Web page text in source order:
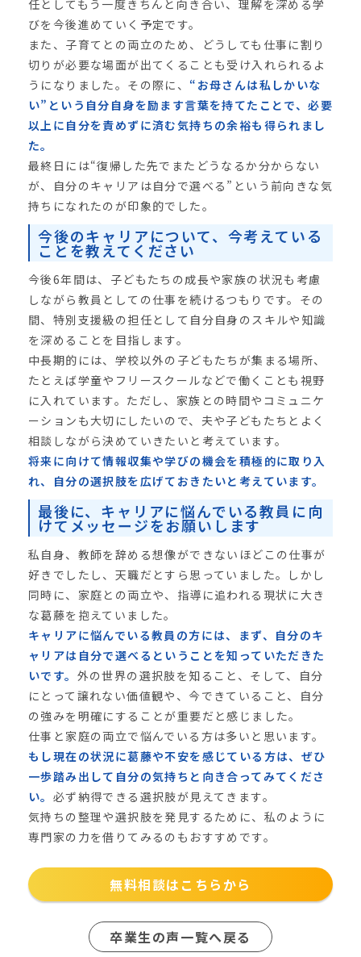
任としてもう一度きちんと向き合い、理解を深める学
びを今後進めていく予定です。
また、子育てとの両立のため、どうしても仕事に割り
切りが必要な場面が出てくることも受け入れられるよ
うになりました。その際に、 “お母さんは私しかいな
い”という自分自身を励ます言葉を持てたことで、必要
以上に自分を責めずに済む気持ちの余裕も得られまし
た。
最終日には“復帰した先でまたどうなるか分からない
が、自分のキャリアは自分で選べる”という前向きな気
持ちになれたのが印象的でした。
今後のキャリアについて、今考えている
ことを教えてください
今後6年間は、子どもたちの成長や家族の状況も考慮
しながら教員としての仕事を続けるつもりです。その
間、特別支援級の担任として自分自身のスキルや知識
を深めることを目指します。
中長期的には、学校以外の子どもたちが集まる場所、
たとえば学童やフリースクールなどで働くことも視野
に入れています。ただし、家族との時間やコミュニケ
ーションも大切にしたいので、夫や子どもたちとよく
相談しながら決めていきたいと考えています。
将来に向けて情報収集や学びの機会を積極的に取り入
れ、自分の選択肢を広げておきたいと考えています。
最後に、キャリアに悩んでいる教員に向
けてメッセージをお願いします
私自身、教師を辞める想像ができないほどこの仕事が
好きでしたし、天職だとすら思っていました。しかし
同時に、家庭との両立や、指導に追われる現状に大き
な葛藤を抱えていました。
キャリアに悩んでいる教員の方には、まず、自分のキ
ャリアは自分で選べるということを知っていただきた
いです。 外の世界の選択肢を知ること、そして、自分
にとって譲れない価値観や、今できていること、自分
の強みを明確にすることが重要だと感じました。
仕事と家庭の両立で悩んでいる方は多いと思います。
もし現在の状況に葛藤や不安を感じている方は、ぜひ
一歩踏み出して自分の気持ちと向き合ってみてくださ
い。 必ず納得できる選択肢が見えてきます。
気持ちの整理や選択肢を発見するために、私のように
専門家の力を借りてみるのもおすすめです。
無料相談はこちらから
卒業生の声一覧へ戻る